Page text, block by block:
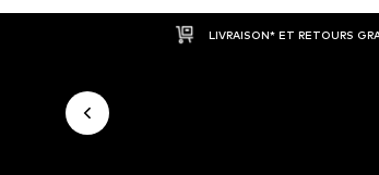
LIVRAISON* ET RETOURS